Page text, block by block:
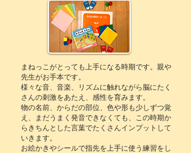
まねっこがとっても上手になる時期です。親や
先生がお手本です。
様々な音、音楽、リズムに触れながら脳にたく
さんの刺激をあたえ、感性を育みます。
物の名前、からだの部位、色や形も少しずつ覚
え、まだうまく発音できなくても、この時期か
らきちんとした言葉でたくさんインプットして
いきます。
お絵かきやシールで指先を上手に使う練習をし